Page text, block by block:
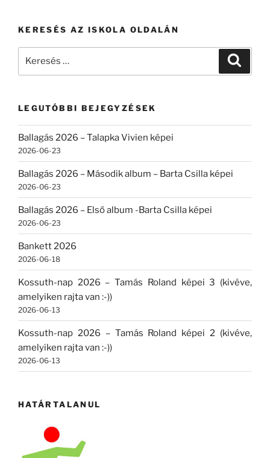
KERESÉS AZ ISKOLA OLDALÁN
LEGUTÓBBI BEJEGYZÉSEK
Ballagás 2026 – Talapka Vivien képei
2026-06-23
Ballagás 2026 – Második album – Barta Csilla képei
2026-06-23
Ballagás 2026 – Első album -Barta Csilla képei
2026-06-23
Bankett 2026
2026-06-18
Kossuth-nap 2026 – Tamás Roland képei 3 (kivéve,
amelyiken rajta van :-))
2026-06-13
Kossuth-nap 2026 – Tamás Roland képei 2 (kivéve,
amelyiken rajta van :-))
2026-06-13
HATÁRTALANUL